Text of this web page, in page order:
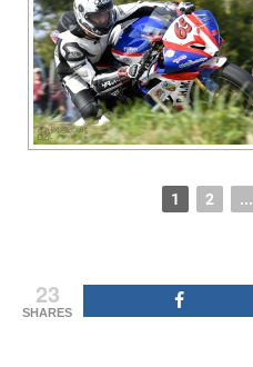
1 2 ...
23
SHARES